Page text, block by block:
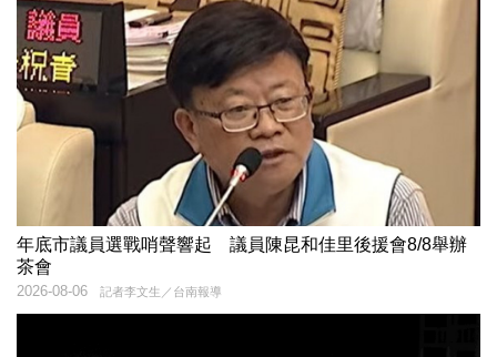
年底市議員選戰哨聲響起 議員陳昆和佳里後援會8/8舉辦
茶會
記者李文生／台南報導
2026-08-06